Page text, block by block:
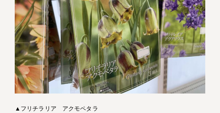
▲フリチラリア アクモペタラ